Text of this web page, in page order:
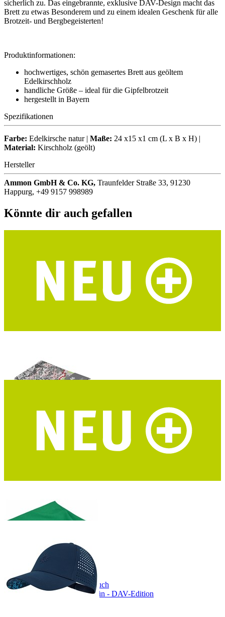
sicherlich zu. Das eingebrannte, exklusive DAV-Design macht das
Brett zu etwas Besonderem und zu einem idealen Geschenk für alle
Brotzeit- und Bergbegeisterten!
Produktinformationen:
hochwertiges, schön gemasertes Brett aus geöltem
Edelkirschholz
handliche Größe – ideal für die Gipfelbrotzeit
hergestellt in Bayern
Spezifikationen
Farbe: Edelkirsche natur | Maße: 24 x15 x1 cm (L x B x H) |
Material: Kirschholz (geölt)
Hersteller
Ammon GmbH & Co. KG, Traunfelder Straße 33, 91230
Happurg, +49 9157 998989
Könnte dir auch gefallen
I LIKE PAPER Notizbuch A6 Alpenvereinskarten
DIN A6 - Upcycling - DAV Mapcycling Collection
COCOON Mikrofaser Handtuch
Größe L - ultraleicht - waldgrün - DAV-Edition